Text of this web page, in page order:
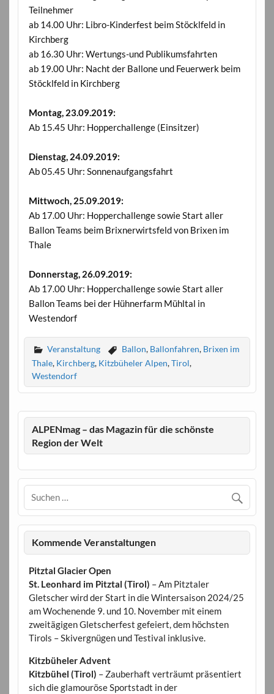
Teilnehmer
ab 14.00 Uhr: Libro-Kinderfest beim Stöcklfeld in
Kirchberg
ab 16.30 Uhr: Wertungs-und Publikumsfahrten
ab 19.00 Uhr: Nacht der Ballone und Feuerwerk beim
Stöcklfeld in Kirchberg
Montag, 23.09.2019:
Ab 15.45 Uhr: Hopperchallenge (Einsitzer)
Dienstag, 24.09.2019:
Ab 05.45 Uhr: Sonnenaufgangsfahrt
Mittwoch, 25.09.2019:
Ab 17.00 Uhr: Hopperchallenge sowie Start aller
Ballon Teams beim Brixnerwirtsfeld von Brixen im
Thale
Donnerstag, 26.09.2019:
Ab 17.00 Uhr: Hopperchallenge sowie Start aller
Ballon Teams bei der Hühnerfarm Mühltal in
Westendorf
Veranstaltung Ballon, Ballonfahren, Brixen im
Thale, Kirchberg, Kitzbüheler Alpen,Tirol,
Westendorf
ALPENmag – das Magazin für die schönste
Region der Welt
Kommende Veranstaltungen
Pitztal Glacier Open
St. Leonhard im Pitztal (Tirol) – Am Pitztaler
Gletscher wird der Start in die Wintersaison 2024/25
am Wochenende 9. und 10. November mit einem
zweitägigen Gletscherfest gefeiert, dem höchsten
Tirols – Skivergnügen und Testival inklusive.
Kitzbüheler Advent
Kitzbühel (Tirol) – Zauberhaft verträumt präsentiert
sich die glamouröse Sportstadt in der